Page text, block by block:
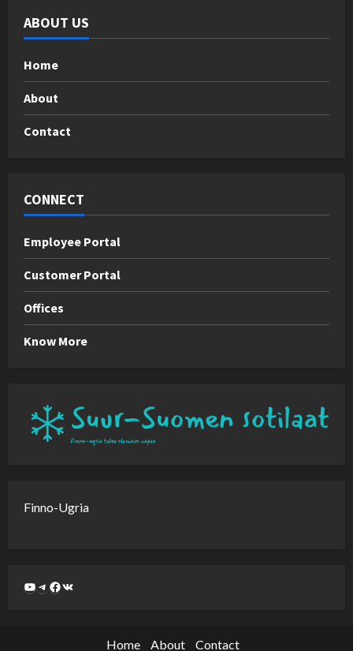
ABOUT US
Home
About
Contact
CONNECT
Employee Portal
Customer Portal
Offices
Know More
Finno-Ugria
Home About Contact